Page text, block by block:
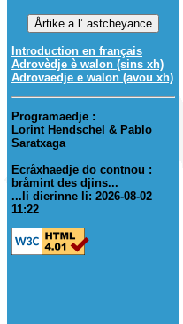
Introduction en français
Adrovèdje è walon (sins xh)
Adrovaedje e walon (avou xh)
Programaedje :
Lorint Hendschel & Pablo
Saratxaga
Ecråxhaedje do contnou :
bråmint des djins...
...li dierinne li: 2026-08-02
11:22